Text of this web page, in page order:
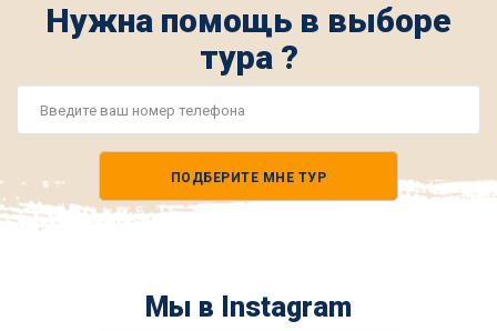
Нужна помощь в выборе
тура ?
ПОДБЕРИТЕ МНЕ ТУР
Мы в Instagram